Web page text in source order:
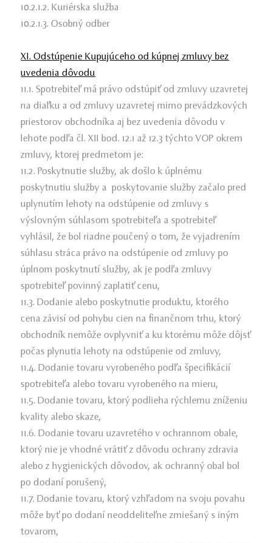
10.2.1.2. Kuriérska služba
10.2.1.3. Osobný odber
XI. Odstúpenie Kupujúceho od kúpnej zmluvy bez
uvedenia dôvodu
11.1. Spotrebiteľ má právo odstúpiť od zmluvy uzavretej
na diaľku a od zmluvy uzavretej mimo prevádzkových
priestorov obchodníka aj bez uvedenia dôvodu v
lehote podľa čl. XII bod. 12.1 až 12.3 týchto VOP okrem
zmluvy, ktorej predmetom je:
11.2. Poskytnutie služby, ak došlo k úplnému
poskytnutiu služby a poskytovanie služby začalo pred
uplynutím lehoty na odstúpenie od zmluvy s
výslovným súhlasom spotrebiteľa a spotrebiteľ
vyhlásil, že bol riadne poučený o tom, že vyjadrením
súhlasu stráca právo na odstúpenie od zmluvy po
úplnom poskytnutí služby, ak je podľa zmluvy
spotrebiteľ povinný zaplatiť cenu,
11.3. Dodanie alebo poskytnutie produktu, ktorého
cena závisí od pohybu cien na finančnom trhu, ktorý
obchodník nemôže ovplyvniť a ku ktorému môže dôjsť
počas plynutia lehoty na odstúpenie od zmluvy,
11.4. Dodanie tovaru vyrobeného podľa špecifikácií
spotrebiteľa alebo tovaru vyrobeného na mieru,
11.5. Dodanie tovaru, ktorý podlieha rýchlemu zníženiu
kvality alebo skaze,
11.6. Dodanie tovaru uzavretého v ochrannom obale,
ktorý nie je vhodné vrátiť z dôvodu ochrany zdravia
alebo z hygienických dôvodov, ak ochranný obal bol
po dodaní porušený,
11.7. Dodanie tovaru, ktorý vzhľadom na svoju povahu
môže byť po dodaní neoddeliteľne zmiešaný s iným
tovarom,